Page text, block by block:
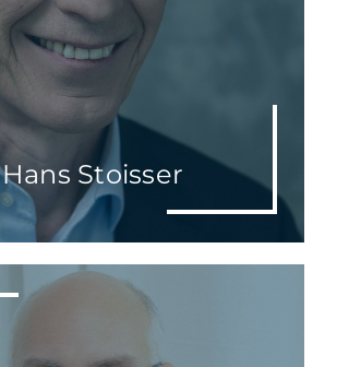
Hans Stoisser